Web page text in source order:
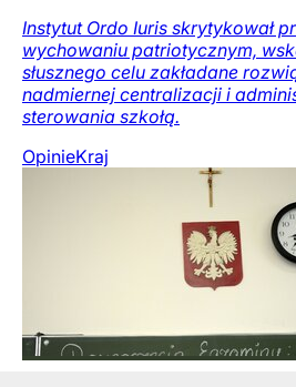
Instytut Ordo Iuris skrytykował
wychowaniu patriotycznym,
słusznego celu zakładane
nadmiernej centralizacji i
sterowania szkołą.
OpinieKraj